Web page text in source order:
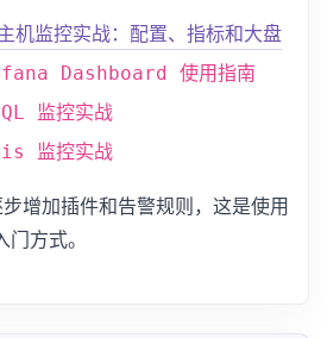
机监控实战：配置、指标和大盘
Dashboard 使用指南
监控实战
监控实战
增加插件和告警规则，这是使用
方式。